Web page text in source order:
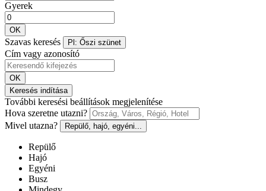
Gyerek
OK
Szavas keresés Pl: Őszi szünet
Cím vagy azonosító
OK
Keresés indítása
További keresési beállítások megjelenítése
Hova szeretne utazni?
Mivel utazna?
Repülő, hajó, egyéni...
Repülő
Hajó
Egyéni
Busz